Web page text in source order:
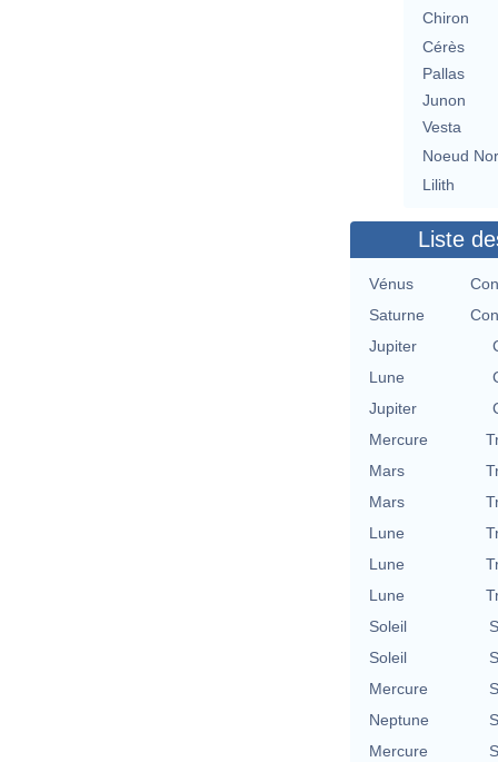
Chiron
Cérès
Pallas
Junon
Vesta
Noeud
Lilith
Liste
Vénus
Saturne
Jupiter
Lune
Jupiter
Mercure
Mars
Mars
Lune
Lune
Lune
Soleil
Soleil
Mercure
Neptune
Mercure